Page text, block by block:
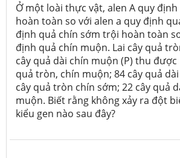
Ở một loài thực vật, alen A quy
hoàn toàn so với alen a quy định
định quả chín sớm trội hoàn toàn
định quả chín muộn. Lai cây quả
cây quả dài chín muộn (P) thu được
quả tròn, chín muộn; 84 cây quả
cây quả tròn chín sớm; 22 cây quả
muộn. Biết rằng không xảy ra đột
kiểu gen nào sau đây?